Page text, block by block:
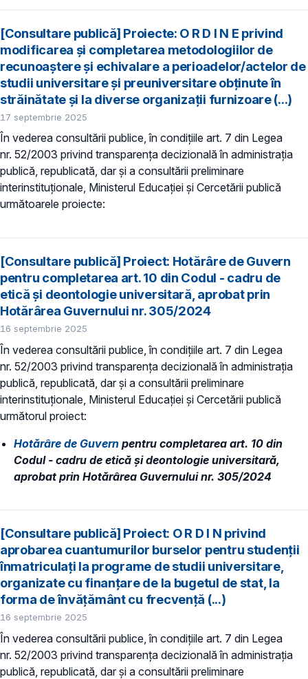
[Consultare publică] Proiecte: O R D I N E privind
modificarea și completarea metodologiilor de
recunoaștere și echivalare a perioadelor/actelor de
studii universitare și preuniversitare obținute în
străinătate și la diverse organizații furnizoare (...)
17 septembrie 2025
În vederea consultării publice, în condiţiile art. 7 din Legea
nr. 52/2003 privind transparenţa decizională în administraţia
publică, republicată, dar și a consultării preliminare
interinstituționale, Ministerul Educaţiei și Cercetării publică
următoarele proiecte:
[Consultare publică] Proiect: Hotărâre de Guvern
pentru completarea art. 10 din Codul - cadru de
etică şi deontologie universitară, aprobat prin
Hotărârea Guvernului nr. 305/2024
16 septembrie 2025
În vederea consultării publice, în condiţiile art. 7 din Legea
nr. 52/2003 privind transparenţa decizională în administraţia
publică, republicată, dar și a consultării preliminare
interinstituționale, Ministerul Educaţiei și Cercetării publică
următorul proiect:
Hotărâre de Guvern pentru completarea art. 10 din
Codul - cadru de etică şi deontologie universitară,
aprobat prin Hotărârea Guvernului nr. 305/2024
[Consultare publică] Proiect: O R D I N privind
aprobarea cuantumurilor burselor pentru studenții
înmatriculați la programe de studii universitare,
organizate cu finanțare de la bugetul de stat, la
forma de învățământ cu frecvență (...)
16 septembrie 2025
În vederea consultării publice, în condiţiile art. 7 din Legea
nr. 52/2003 privind transparenţa decizională în administraţia
publică, republicată, dar și a consultării preliminare